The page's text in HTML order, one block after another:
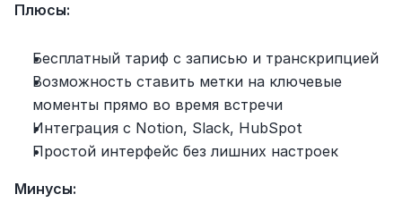
Плюсы:
Бесплатный тариф с записью и транскрипцией
Возможность ставить метки на ключевые
моменты прямо во время встречи
Интеграция с Notion, Slack, HubSpot
Простой интерфейс без лишних настроек
Минусы: